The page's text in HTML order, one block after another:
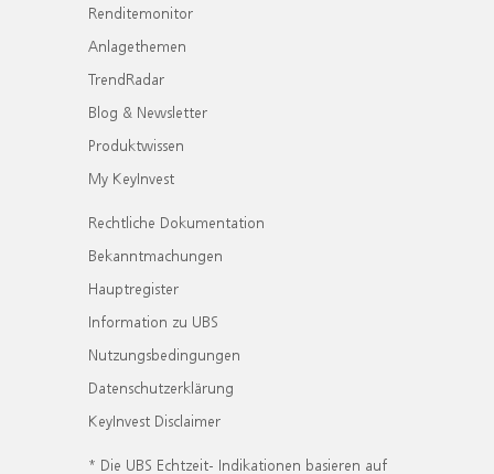
Renditemonitor
Anlagethemen
TrendRadar
Blog & Newsletter
Produktwissen
My KeyInvest
Rechtliche Dokumentation
Bekanntmachungen
Hauptregister
Information zu UBS
Nutzungsbedingungen
Datenschutzerklärung
KeyInvest Disclaimer
* Die UBS Echtzeit- Indikationen basieren auf